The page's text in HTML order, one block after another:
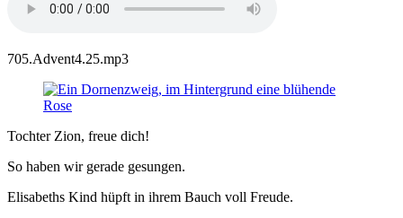
705.Advent4.25.mp3
Tochter Zion, freue dich!
So haben wir gerade gesungen.
Elisabeths Kind hüpft in ihrem Bauch voll Freude.